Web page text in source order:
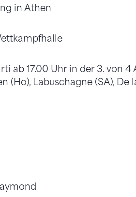
in Athen
ab 17.00 Uhr in der 3. von 4
Labuschagne (SA), De